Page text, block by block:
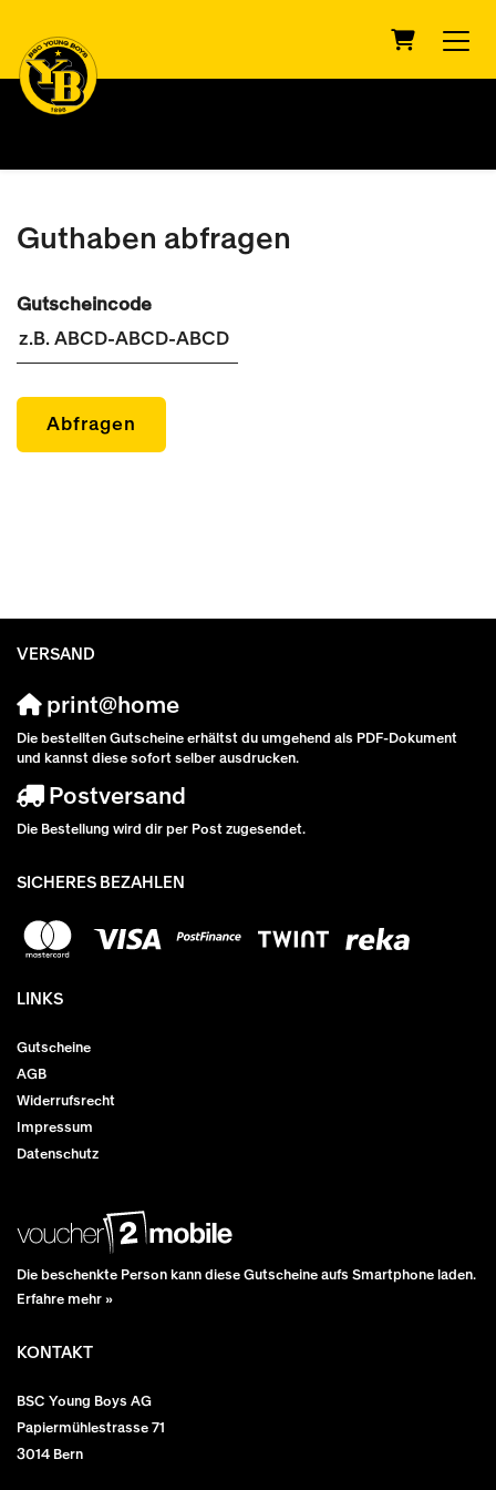
Guthaben abfragen
Gutscheincode
Abfragen
VERSAND
print@home
Die bestellten Gutscheine erhältst du umgehend als PDF-Dokument
und kannst diese sofort selber ausdrucken.
Postversand
Die Bestellung wird dir per Post zugesendet.
SICHERES BEZAHLEN
LINKS
Gutscheine
AGB
Widerrufsrecht
Impressum
Datenschutz
Die beschenkte Person kann diese Gutscheine aufs Smartphone laden.
Erfahre mehr »
KONTAKT
BSC Young Boys AG
Papiermühlestrasse 71
3014 Bern